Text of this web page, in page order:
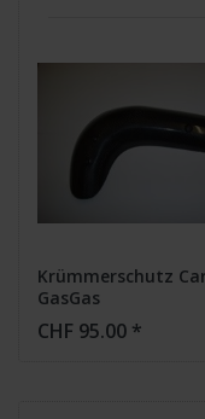
Krümmerschutz
GasGas
CHF 95.00 *